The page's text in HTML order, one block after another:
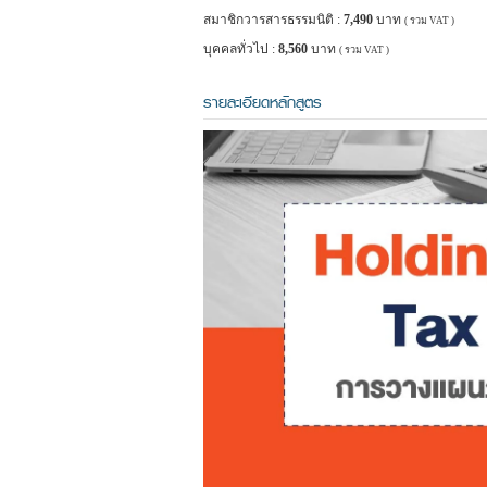
สมาชิกวารสารธรรมนิติ : 7,490 บาท ( รวม VAT )
บุคคลทั่วไป : 8,560 บาท ( รวม VAT )
รายละเอียดหลักสูตร